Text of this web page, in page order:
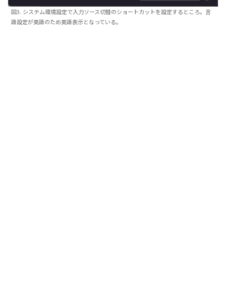
図3. システム環境設定で入力ソース切替のショートカットを設定するところ。言
語設定が英語のため英語表示となっている。